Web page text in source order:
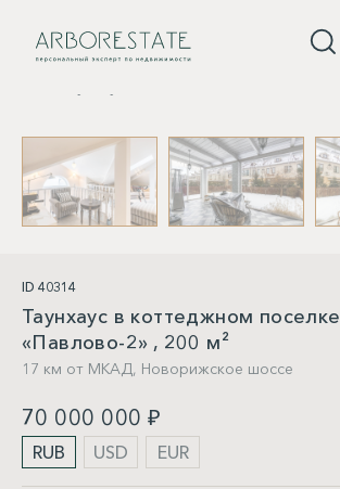
ID 40314
Таунхаус в коттеджном поселке
«Павлово-2» , 200 м²
17 км от МКАД, Новорижское шоссе
70 000 000 ₽
RUB USD EUR